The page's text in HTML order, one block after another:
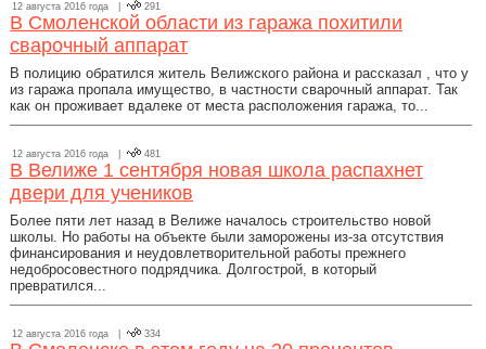
12 августа 2016 года | 291
В Смоленской области из гаража похитили
сварочный аппарат
В полицию обратился житель Велижского района и рассказал , что у
из гаража пропала имущество, в частности сварочный аппарат. Так
как он проживает вдалеке от места расположения гаража, то...
12 августа 2016 года | 481
В Велиже 1 сентября новая школа распахнет
двери для учеников
Более пяти лет назад в Велиже началось строительство новой
школы. Но работы на объекте были заморожены из-за отсутствия
финансирования и неудовлетворительной работы прежнего
недобросовестного подрядчика. Долгострой, в который
превратился...
12 августа 2016 года | 334